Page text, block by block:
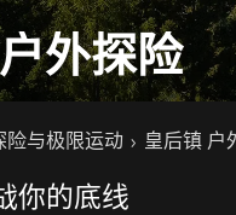
外探险
险与极限运动 皇后镇 户
你的底线